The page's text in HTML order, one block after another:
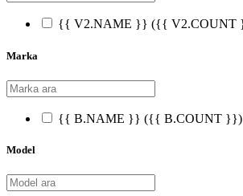
{{ V2.NAME }} ({{ V2.COUNT
Marka
{{ B.NAME }} ({{ B.COUNT }})
Model